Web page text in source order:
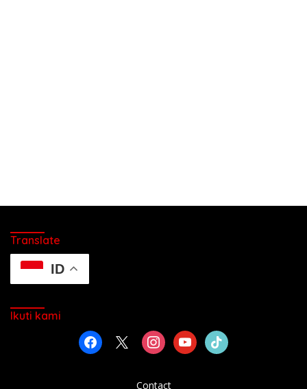
Translate
ID
Ikuti kami
facebook instagramyoutubetiktok
Contact